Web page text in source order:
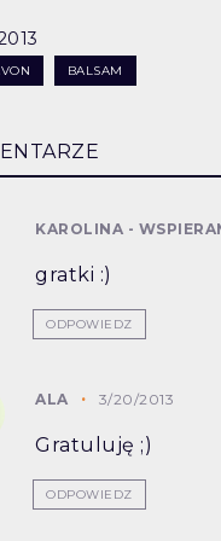
BALSAM
KAROLINA -
gratki :)
ODPOWIEDZ
ALA 3/20/2013
Gratuluję ;)
ODPOWIEDZ